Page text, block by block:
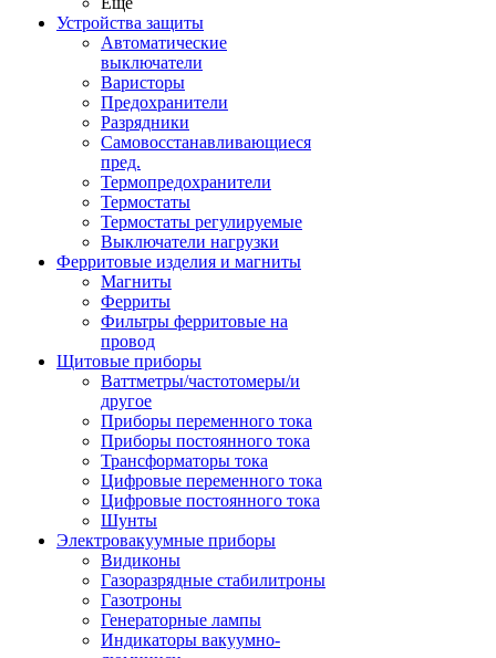
Устройства защиты
Автоматические
выключатели
Варисторы
Предохранители
Разрядники
Самовосстанавливающиеся
пред.
Термопредохранители
Термостаты
Термостаты регулируемые
Выключатели нагрузки
Ферритовые изделия и магниты
Магниты
Ферриты
Фильтры ферритовые на
провод
Щитовые приборы
Ваттметры/частотомеры/и
другое
Приборы переменного тока
Приборы постоянного тока
Трансформаторы тока
Цифровые переменного тока
Цифровые постоянного тока
Шунты
Электровакуумные приборы
Видиконы
Газоразрядные стабилитроны
Газотроны
Генераторные лампы
Индикаторы вакуумно-